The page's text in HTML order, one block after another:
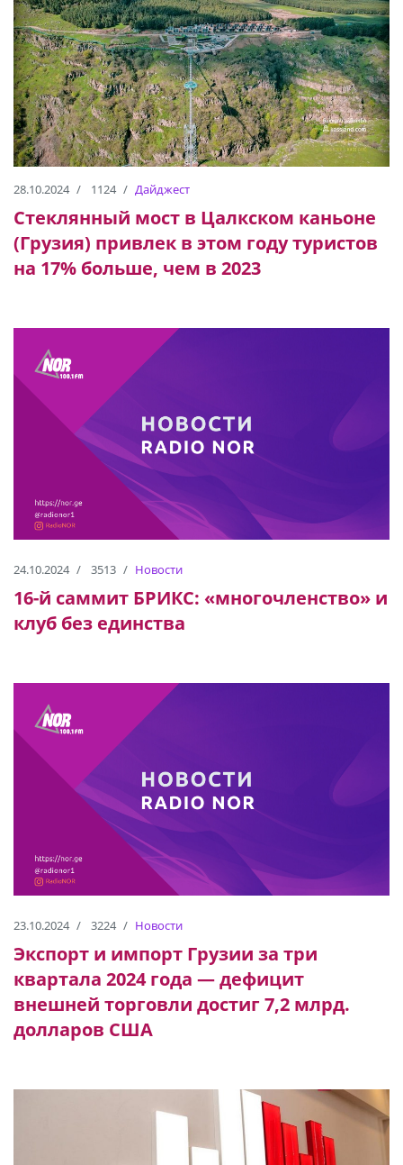
28.10.2024 1124 Дайджест
Стеклянный мост в Цалкском каньоне
(Грузия) привлек в этом году туристов
на 17% больше, чем в 2023
24.10.2024 3513 Новости
16-й саммит БРИКС: «многочленство» и
клуб без единства
23.10.2024 3224 Новости
Экспорт и импорт Грузии за три
квартала 2024 года — дефицит
внешней торговли достиг 7,2 млрд.
долларов США